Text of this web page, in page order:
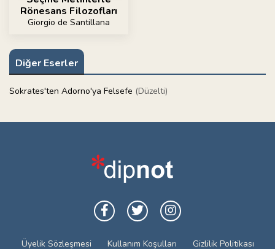
Rönesans Filozofları
Giorgio de Santillana
Diğer Eserler
Sokrates'ten Adorno'ya Felsefe (Düzelti)
Üyelik Sözleşmesi Kullanım Koşulları Gizlilik Politikası